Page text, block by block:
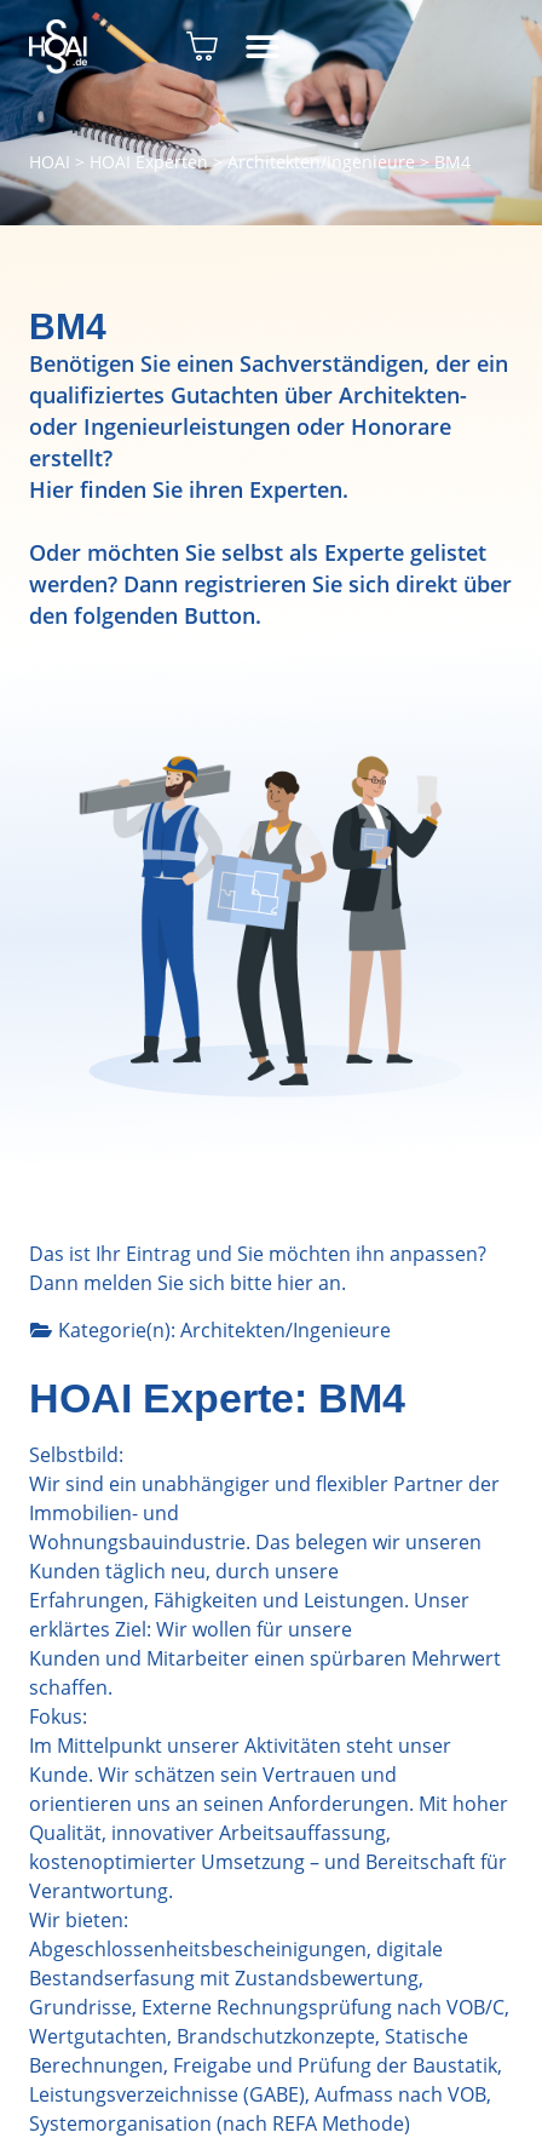
HOAI > HOAI Experten>Architekten/Ingenieure>BM4
BM4
Benötigen Sie einen Sachverständigen, der ein
qualifiziertes Gutachten über Architekten-
oder Ingenieurleistungen oder Honorare
erstellt?
Hier finden Sie ihren Experten.
Oder möchten Sie selbst als Experte gelistet
werden? Dann registrieren Sie sich direkt über
den folgenden Button.
Das ist Ihr Eintrag und Sie möchten ihn anpassen?
Dann melden Sie sich bitte hieran.
Kategorie(n): Architekten/Ingenieure
HOAI Experte: BM4
Selbstbild:
Wir sind ein unabhängiger und flexibler Partner der
Immobilien- und
Wohnungsbauindustrie. Das belegen wir unseren
Kunden täglich neu, durch unsere
Erfahrungen, Fähigkeiten und Leistungen. Unser
erklärtes Ziel: Wir wollen für unsere
Kunden und Mitarbeiter einen spürbaren Mehrwert
schaffen.
Fokus:
Im Mittelpunkt unserer Aktivitäten steht unser
Kunde. Wir schätzen sein Vertrauen und
orientieren uns an seinen Anforderungen. Mit hoher
Qualität, innovativer Arbeitsauffassung,
kostenoptimierter Umsetzung – und Bereitschaft für
Verantwortung.
Wir bieten:
Abgeschlossenheitsbescheinigungen, digitale
Bestandserfasung mit Zustandsbewertung,
Grundrisse, Externe Rechnungsprüfung nach VOB/C,
Wertgutachten, Brandschutzkonzepte, Statische
Berechnungen, Freigabe und Prüfung der Baustatik,
Leistungsverzeichnisse (GABE), Aufmass nach VOB,
Systemorganisation (nach REFA Methode)